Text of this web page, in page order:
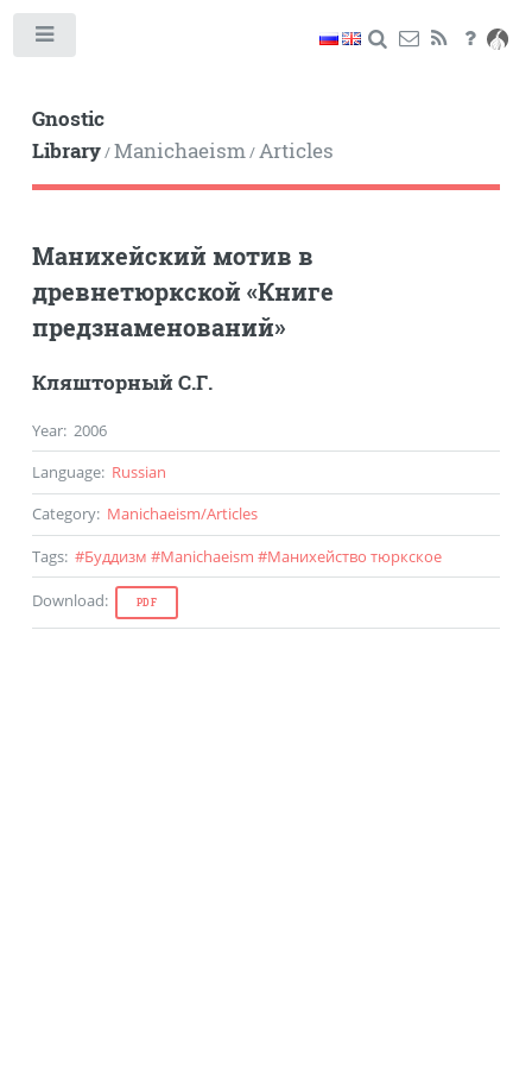
Gnostic
Library/Manichaeism/Articles
Манихейский мотив в
древнетюркской «Книге
предзнаменований»
Кляшторный С.Г.
Year: 2006
Language: Russian
Category: Manichaeism/Articles
Tags: #Буддизм #Manichaeism #Манихейство тюркское
Download: PDF